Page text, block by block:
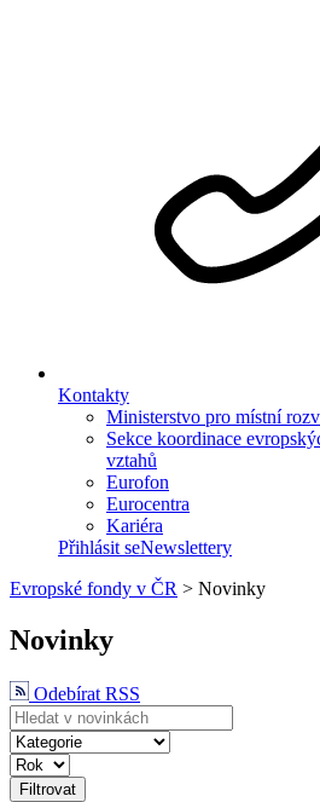
Kontakty
Ministerstvo pro místní
Sekce koordinace
vztahů
Eurofon
Eurocentra
Kariéra
Přihlásit seNewslettery
Evropské fondy v ČR > Novinky
Novinky
Odebírat RSS
Filtrovat